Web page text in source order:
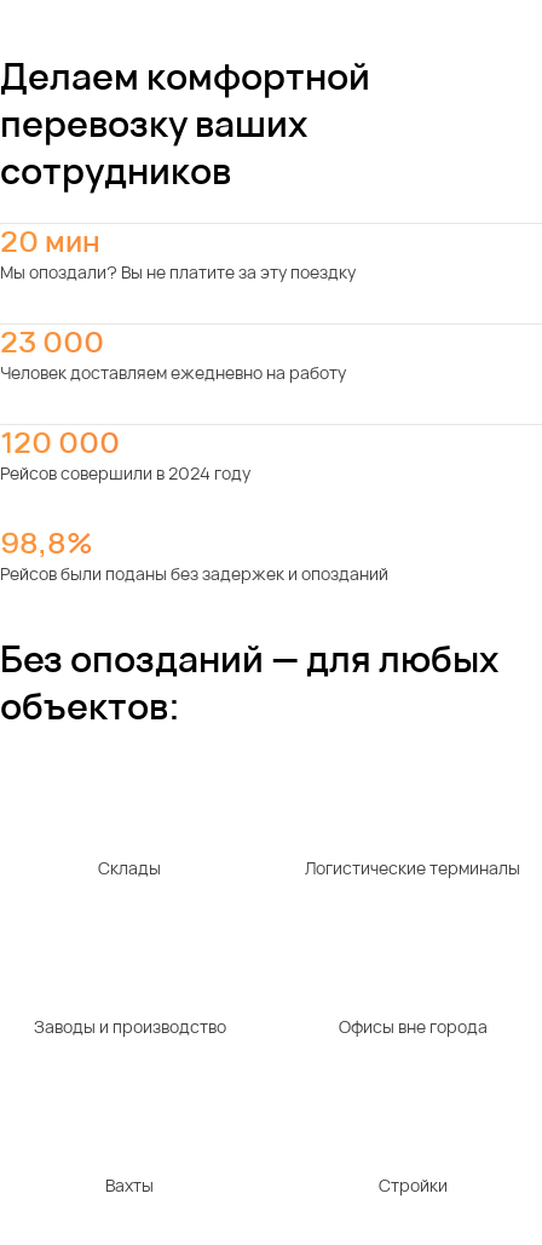
Делаем комфортной
перевозку ваших
сотрудников
20 мин
Мы опоздали? Вы не платите за эту поездку
23 000
Человек доставляем ежедневно на работу
120 000
Рейсов совершили в 2024 году
98,8%
Рейсов были поданы без задержек и опозданий
Без опозданий — для любых
объектов:
Склады Логистические терминалы
Заводы и производство Офисы вне города
Вахты Стройки